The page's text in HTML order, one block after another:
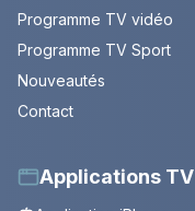
Programme TV vidéo
Programme TV Sport
Nouveautés
Contact
Applications TV